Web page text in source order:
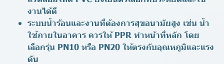
งานได้ดี
ระบบน้ำร้อนและงานที่ต้องการสุขอนามัยสูง เช่น น้ำ
ใช้ภายในอาคาร ควรให้ PPR ทำหน้าที่หลัก โดย
เลือกรุ่น PN10 หรือ PN20 ให้ตรงกับอุณหภูมิและแรง
ดัน